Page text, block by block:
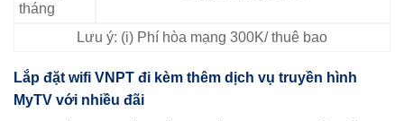
tháng
Lưu ý: (i) Phí hòa mạng 300K/ thuê bao
Lắp đặt wifi VNPT đi kèm thêm dịch vụ truyền hình
MyTV với nhiều đãi